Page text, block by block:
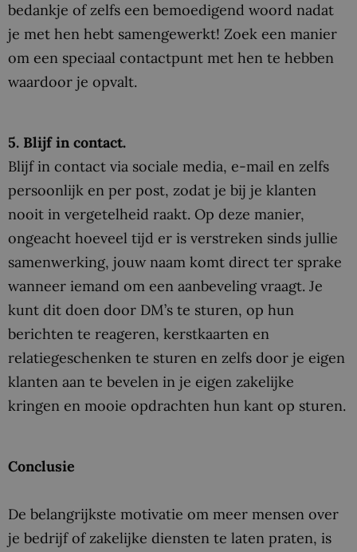
bedankje of zelfs een bemoedigend woord nadat
je met hen hebt samengewerkt! Zoek een manier
om een ​​speciaal contactpunt met hen te hebben
waardoor je opvalt.
5. Blijf in contact.
Blijf in contact via sociale media, e-mail en zelfs
persoonlijk en per post, zodat je bij je klanten
nooit in vergetelheid raakt. Op deze manier,
ongeacht hoeveel tijd er is verstreken sinds jullie
samenwerking, jouw naam komt direct ter sprake
wanneer iemand om een ​​aanbeveling vraagt. Je
kunt dit doen door DM’s te sturen, op hun
berichten te reageren, kerstkaarten en
relatiegeschenken te sturen en zelfs door je eigen
klanten aan te bevelen in je eigen zakelijke
kringen en mooie opdrachten hun kant op sturen.
Conclusie
De belangrijkste motivatie om meer mensen over
je bedrijf of zakelijke diensten te laten praten, is